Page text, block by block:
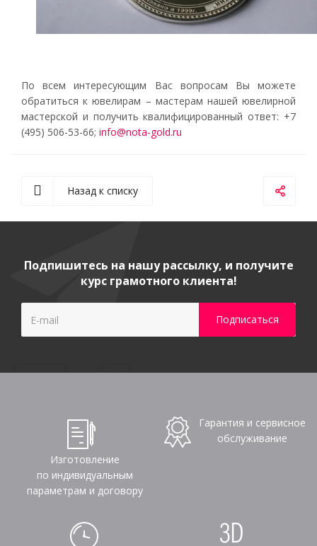
По всем интересующим Вас вопросам Вы можете
обратиться к ювелирам – мастерам нашей ювелирной
мастерской и получить квалифицированный ответ: +7
(495) 506-53-66; info@nota-gold.ru
Назад к списку
Подпишитесь на нашу рассылку, и получите
курс грамотного клиента!
Изготовление
по индивидуальным
параметрам и договору
Гарантия и сервисное
обслуживание